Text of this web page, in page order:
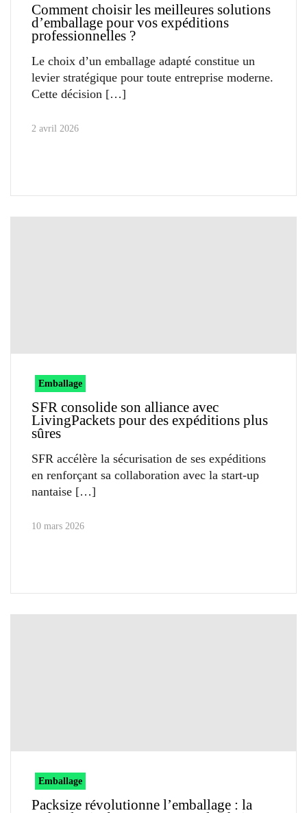
Comment choisir les meilleures solutions
d’emballage pour vos expéditions
professionnelles ?
Le choix d’un emballage adapté constitue un
levier stratégique pour toute entreprise moderne.
Cette décision
2 avril 2026
Emballage
SFR consolide son alliance avec
LivingPackets pour des expéditions plus
sûres
SFR accélère la sécurisation de ses expéditions
en renforçant sa collaboration avec la start-up
nantaise
10 mars 2026
Emballage
Packsize révolutionne l’emballage : la